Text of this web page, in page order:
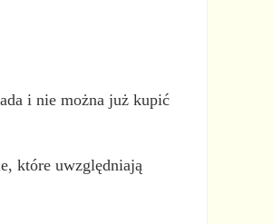
i nie można już kupić
które uwzględniają